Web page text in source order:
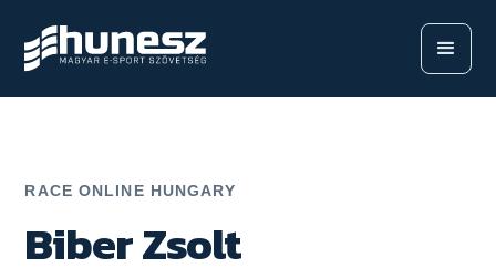
RACE ONLINE HUNGARY
Biber Zsolt